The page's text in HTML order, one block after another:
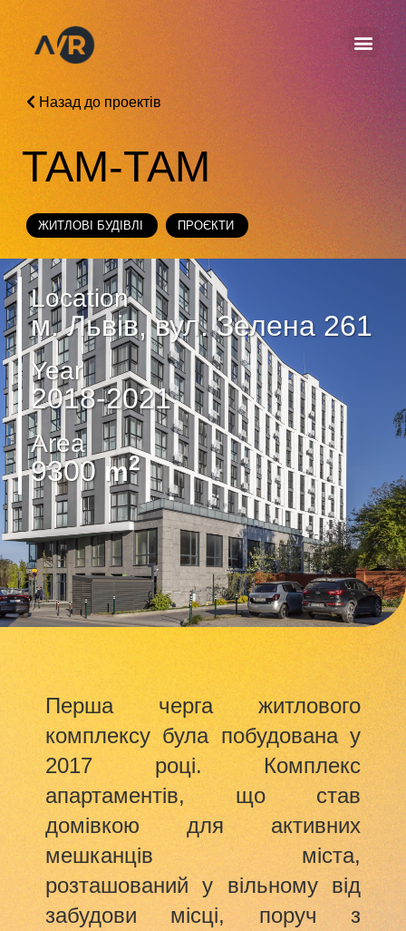
Назад до проектів
TAM-TAM
ЖИТЛОВІ БУДІВЛІ ПРОЄКТИ
Location
м. Львів, вул. Зелена 261
Year
2018-2021
Area
9300 m2
Перша черга житлового
комплексу була побудована у
2017 році. Комплекс
апартаментів, що став
домівкою для активних
мешканців міста,
розташований у вільному від
забудови місці, поруч з